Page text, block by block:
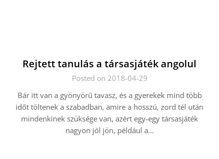
Rejtett tanulás a társasjáték angolul
Posted on 2018-04-29
Bár itt van a gyönyörű tavasz, és a gyerekek mind több
időt töltenek a szabadban, amire a hosszú, zord tél után
mindenkinek szüksége van, azért egy-egy társasjáték
nagyon jól jön, például a…